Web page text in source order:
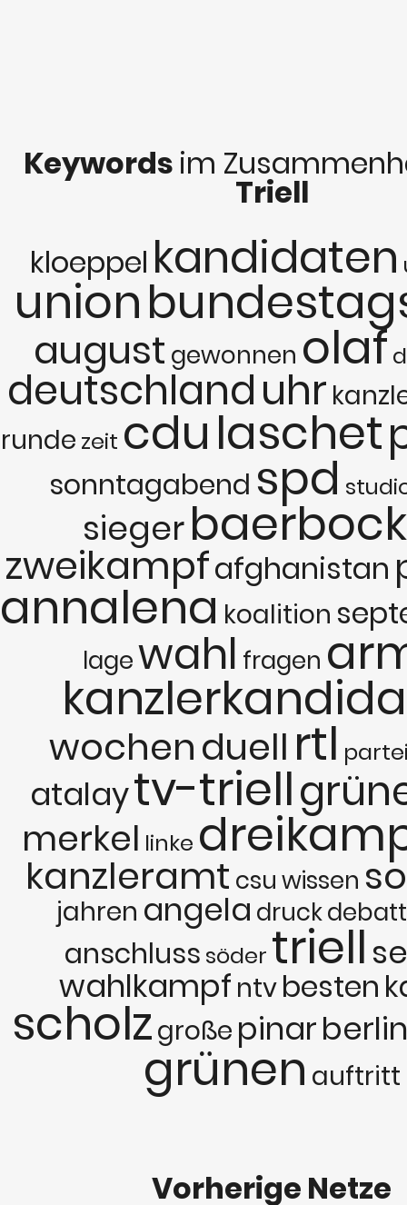
Keywords im
Triell
kloeppel kandidaten
union
august gewonnen olaf
deutschlanduhr
runde zeit cdulaschet
sonntagabend spd
siegerbaerbock
zweikampfafghanistan
annalena koalition
lagewahl fragen
wochenduell rtl
atalaytv-triell
merkel linke
kanzleramt csuwissen
jahren angela druck
anschluss söder triell
wahlkampf ntvbesten
scholzgroße pinarberlin
grünen auftritt
Vorherige Netze